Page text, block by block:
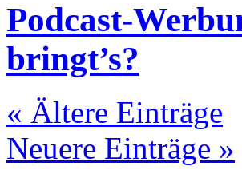
Podcast-
bringt’s?
« Ältere Einträge
Neuere Einträge »